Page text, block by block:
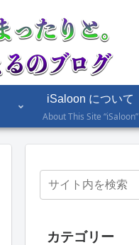
iSaloon について
About This Site “iSaloon”
カテゴリー